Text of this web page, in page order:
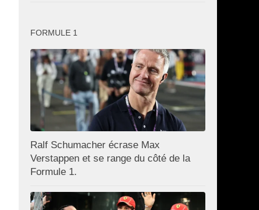
FORMULE 1
Ralf Schumacher écrase Max
Verstappen et se range du côté de la
Formule 1.